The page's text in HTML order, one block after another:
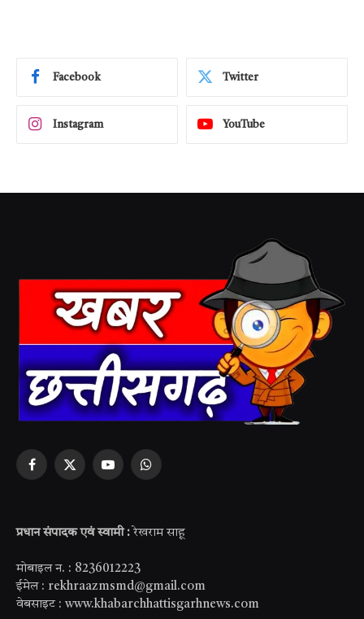
Facebook Twitter
Instagram YouTube
Facebook
X
YouTubeWhatsApp
प्रधान संपादक एवं स्वामी : रेखराम साहू
मोबाइल न. : 8236012223
ईमेल : rekhraazmsmd@gmail.com
वेबसाइट : www.khabarchhattisgarhnews.com